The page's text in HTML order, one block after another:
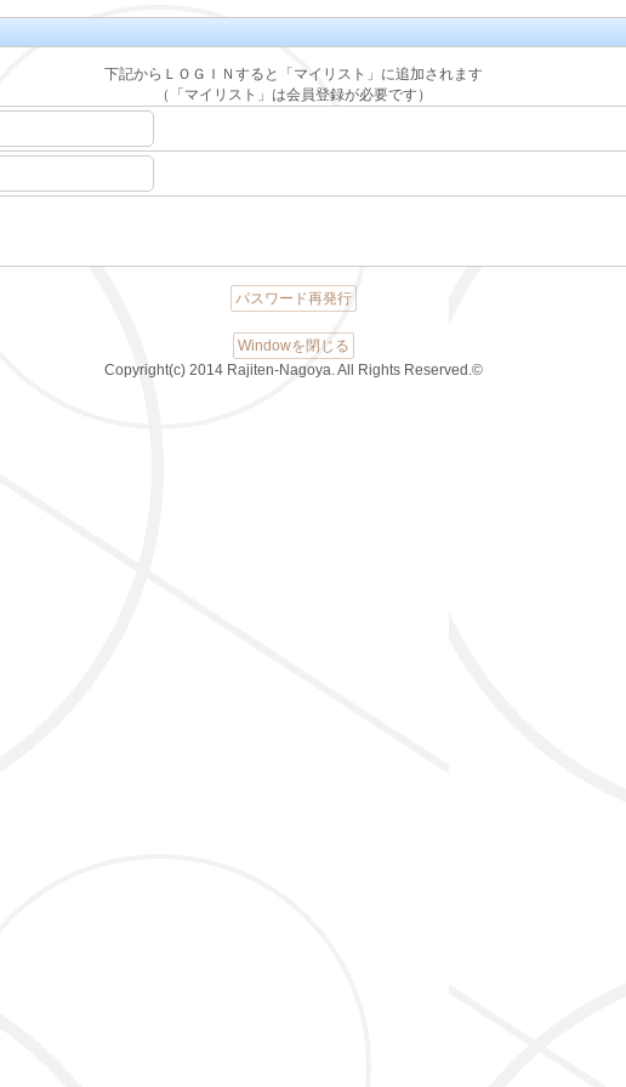
下記からＬＯＧＩＮすると「マイリスト」に追加されます
（「マイリスト」は会員登録が必要です）
パスワード再発行
Windowを閉じる
Copyright(c) 2014 Rajiten-Nagoya. All Rights Reserved.©